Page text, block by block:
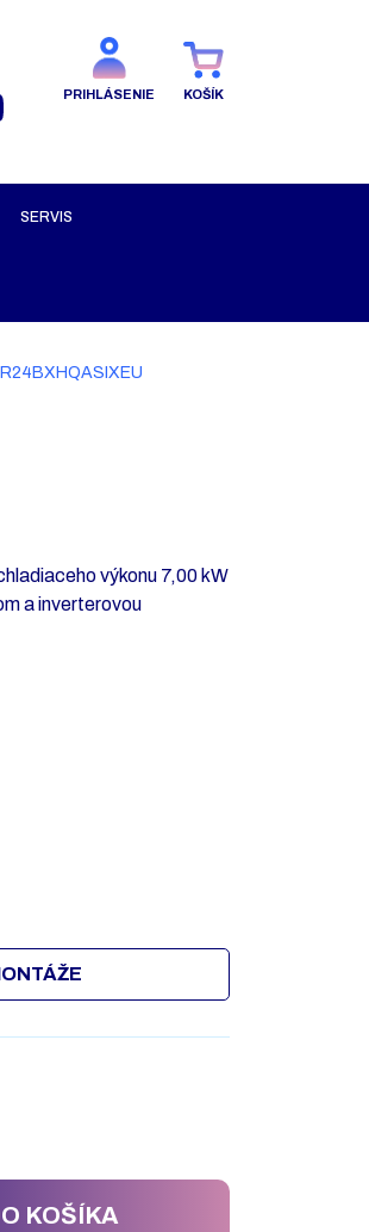
PRIHLÁSENIE KOŠÍK
SERVIS
výkonu 7,00 kW
a inverterovou
KOŠÍKA